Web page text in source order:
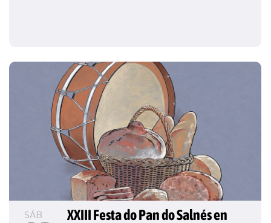
SÁB
XXIII Festa do Pan do Salnés en